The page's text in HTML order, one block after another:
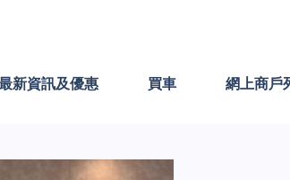
新資訊及優惠 買車 網上商戶